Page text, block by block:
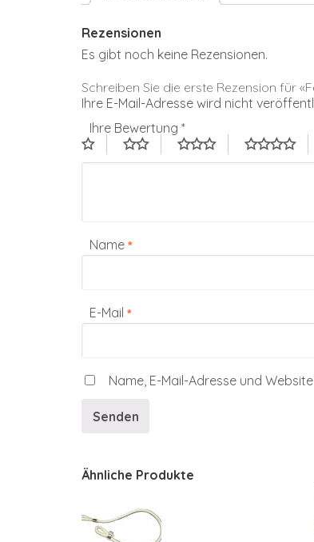
Rezensionen
Es gibt noch keine Rezensionen.
Schreiben Sie die erste Rezension für
Ihre E-Mail-Adresse wird nicht
Ihre Bewertung *
Name *
E-Mail *
Name, E-Mail-Adresse und
Ähnliche Produkte